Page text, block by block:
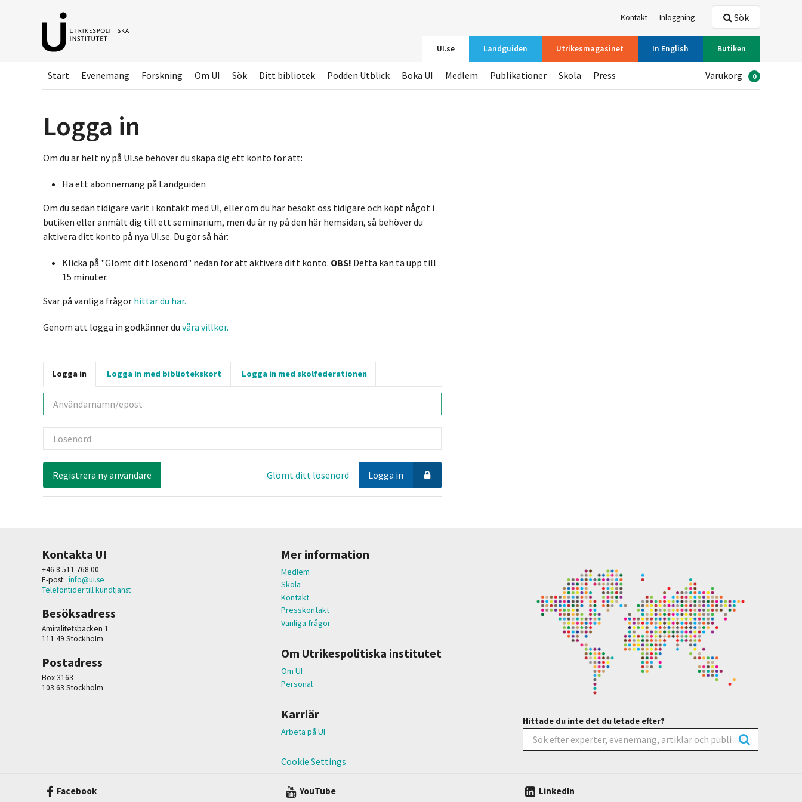
Kontakt Inloggning
UI.se Landguiden Utrikesmagasinet In English Butiken
Sök
Start Evenemang Forskning Om UI Sök Ditt bibliotek Podden Utblick Boka UI Medlem Publikationer Skola Press Varukorg 0
Logga in
Om du är helt ny på UI.se behöver du skapa dig ett konto för att:
Ha ett abonnemang på Landguiden
Om du sedan tidigare varit i kontakt med UI, eller om du har besökt oss tidigare och köpt något i
butiken eller anmält dig till ett seminarium, men du är ny på den här hemsidan, så behöver du
aktivera ditt konto på nya UI.se. Du gör så här:
Klicka på "Glömt ditt lösenord" nedan för att aktivera ditt konto. OBS! Detta kan ta upp till
15 minuter.
Svar på vanliga frågor hittar du här.
Genom att logga in godkänner du våra villkor.
Logga in Logga in med bibliotekskort Logga in med skolfederationen
Användarnamn
Lösenord
Logga in
Glömt ditt lösenord
Registrera ny användare
Kontakta UI
+46 8 511 768 00
E-post: info@ui.se
Telefontider till kundtjänst
Besöksadress
Amiralitetsbacken 1
111 49 Stockholm
Postadress
Box 3163
103 63 Stockholm
Mer information
Medlem
Skola
Kontakt
Presskontakt
Vanliga frågor
Om Utrikespolitiska institutet
Om UI
Personal
Karriär
Arbeta på UI
Cookie Settings
Hittade du inte det du letade efter?
Facebook YouTube LinkedIn